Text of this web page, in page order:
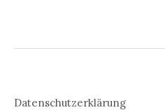
Datenschutzerklärung